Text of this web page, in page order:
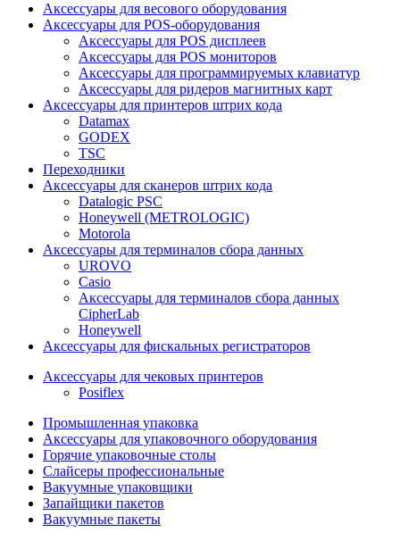
Аксессуары для весового оборудования
Аксессуары для POS-оборудования
Аксессуары для POS дисплеев
Аксессуары для POS мониторов
Аксессуары для программируемых клавиатур
Аксессуары для ридеров магнитных карт
Аксессуары для принтеров штрих кода
Datamax
GODEX
TSC
Переходники
Аксессуары для сканеров штрих кода
Datalogic PSC
Honeywell (METROLOGIC)
Motorola
Аксессуары для терминалов сбора данных
UROVO
Casio
Аксессуары для терминалов сбора данных
CipherLab
Honeywell
Аксессуары для фискальных регистраторов
Аксессуары для чековых принтеров
Posiflex
Промышленная упаковка
Аксессуары для упаковочного оборудования
Горячие упаковочные столы
Слайсеры профессиональные
Вакуумные упаковщики
Запайщики пакетов
Вакуумные пакеты